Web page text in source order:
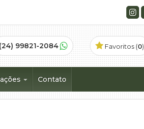
(24) 99821-2084 Favoritos (0)
Contato